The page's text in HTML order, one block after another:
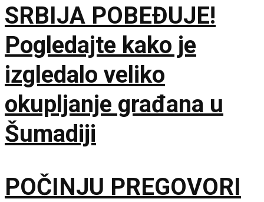
SRBIJA POBEĐUJE!
Pogledajte kako je
izgledalo veliko
okupljanje građana u
Šumadiji
POČINJU PREGOVORI